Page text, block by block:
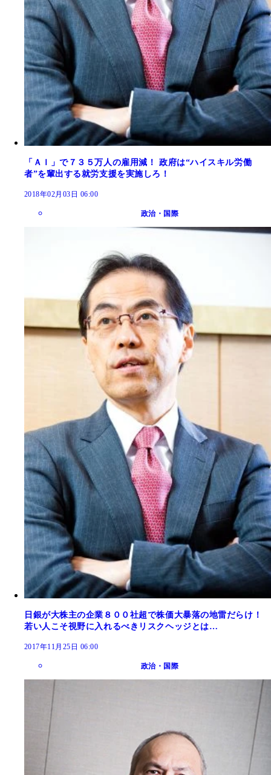
「ＡＩ」で７３５万人の雇用減！ 政府は“ハイスキル労働
者”を輩出する就労支援を実施しろ！
2018年02月03日 06:00
政治・国際
日銀が大株主の企業８００社超で株価大暴落の地雷だらけ！
若い人こそ視野に入れるべきリスクヘッジとは…
2017年11月25日 06:00
政治・国際